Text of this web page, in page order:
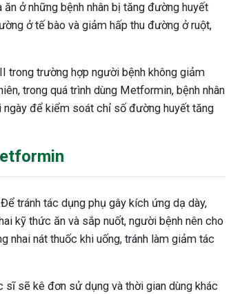
ở những bệnh nhân bị tăng đường huyết
ở tế bào và giảm hấp thu đường ở ruột,
trong trường hợp người bệnh không giảm
trong quá trình dùng Metformin, bệnh nhân
để kiểm soát chỉ số đường huyết tăng
tránh tác dụng phụ gây kích ứng dạ dày,
kỹ thức ăn và sắp nuốt, người bệnh nên cho
nhai nát thuốc khi uống, tránh làm giảm tác
sĩ sẽ kê đơn sử dụng và thời gian dùng khác